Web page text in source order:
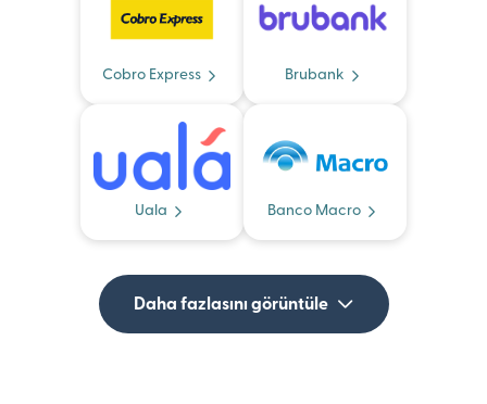
Cobro Express Brubank
Uala Banco Macro
Daha fazlasını görüntüle